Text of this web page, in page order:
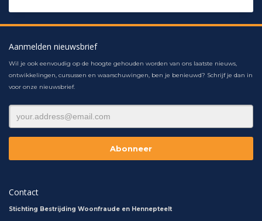
Aanmelden nieuwsbrief
Wil je ook eenvoudig op de hoogte gehouden worden van ons laatste nieuws,
ontwikkelingen, cursussen en waarschuwingen, ben je benieuwd? Schrijf je dan in
voor onze nieuwsbrief.
Contact
Stichting Bestrijding Woonfraude en Hennepteelt